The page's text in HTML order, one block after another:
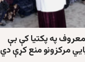
په پکتيا کې بې
مرکزونو منع کړې دي